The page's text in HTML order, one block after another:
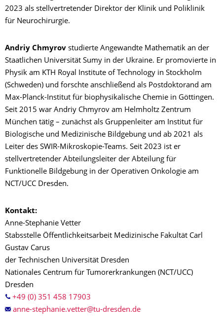
2023 als stellvertretender Direktor der Klinik und Poliklinik
für Neurochirurgie.
Andriy Chmyrov studierte Angewandte Mathematik an der
Staatlichen Universität Sumy in der Ukraine. Er promovierte in
Physik am KTH Royal Institute of Technology in Stockholm
(Schweden) und forschte anschließend als Postdoktorand am
Max-Planck-Institut für biophysikalische Chemie in Göttingen.
Seit 2015 war Andriy Chmyrov am Helmholtz Zentrum
München tätig – zunächst als Gruppenleiter am Institut für
Biologische und Medizinische Bildgebung und ab 2021 als
Leiter des SWIR-Mikroskopie-Teams. Seit 2023 ist er
stellvertretender Abteilungsleiter der Abteilung für
Funktionelle Bildgebung in der Operativen Onkologie am
NCT/UCC Dresden.
Kontakt:
Anne-Stephanie Vetter
Stabsstelle Öffentlichkeitsarbeit Medizinische Fakultät Carl
Gustav Carus
der Technischen Universität Dresden
Nationales Centrum für Tumorerkrankungen (NCT/UCC)
Dresden
+49 (0) 351 458 17903